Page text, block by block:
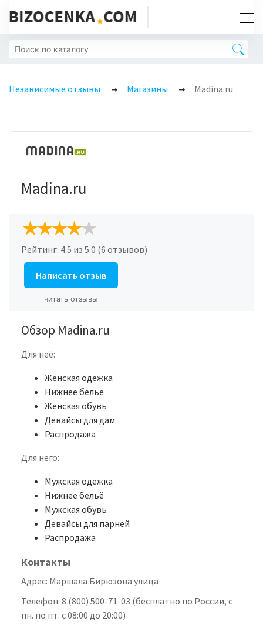
Независимые отзывы Магазины Madina.ru
Madina.ru
Рейтинг: 4.5 из 5.0 (6 отзывов)
Написать отзыв
читать отзывы
Обзор Madina.ru
Для неё:
Женская одежка
Нижнее бельё
Женская обувь
Девайсы для дам
Распродажа
Для него:
Мужская одежка
Нижнее бельё
Мужская обувь
Девайсы для парней
Распродажа
Контакты
Адрес: Маршала Бирюзова улица
Телефон: 8 (800) 500-71-03 (бесплатно по России, с
пн. по пт. с 08:00 до 20:00)